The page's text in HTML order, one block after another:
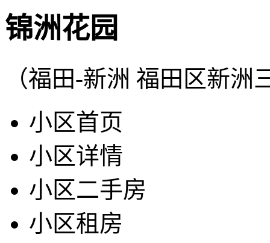
锦洲花园
（福田-新洲 福田区新洲
小区首页
小区详情
小区二手房
小区租房